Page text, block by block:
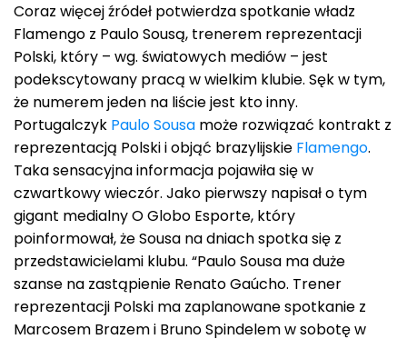
Coraz więcej źródeł potwierdza spotkanie władz
Flamengo z Paulo Sousą, trenerem reprezentacji
Polski, który – wg. światowych mediów – jest
podekscytowany pracą w wielkim klubie. Sęk w tym,
że numerem jeden na liście jest kto inny.
Portugalczyk Paulo Sousa może rozwiązać kontrakt z
reprezentacją Polski i objąć brazylijskie Flamengo.
Taka sensacyjna informacja pojawiła się w
czwartkowy wieczór. Jako pierwszy napisał o tym
gigant medialny O Globo Esporte, który
poinformował, że Sousa na dniach spotka się z
przedstawicielami klubu. “Paulo Sousa ma duże
szanse na zastąpienie Renato Gaúcho. Trener
reprezentacji Polski ma zaplanowane spotkanie z
Marcosem Brazem i Bruno Spindelem w sobotę w